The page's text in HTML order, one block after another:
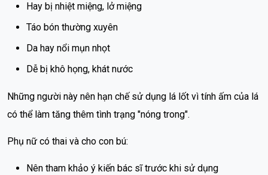
Hay bị nhiệt miệng, lở miệng
Táo bón thường xuyên
Da hay nổi mụn nhọt
Dễ bị khô họng, khát nước
Những người này nên hạn chế sử dụng lá lốt vì tính ấm của lá
có thể làm tăng thêm tình trạng "nóng trong".
Phụ nữ có thai và cho con bú:
Nên tham khảo ý kiến bác sĩ trước khi sử dụng